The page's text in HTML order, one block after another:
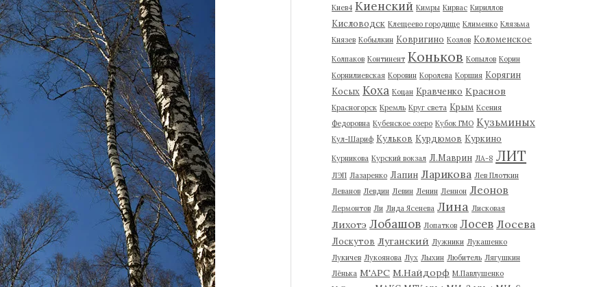
Киев4 Киенский Кимры Кирвас Кириллов
Кисловодск Клещеево городище Клименко Клязьма
Князев Кобылкин Ковригино Козлов Коломенское
Колпаков Континент Коньков Копылов Корин
Корнилиевская Коровин Королева Коршия Корягин
Косых Коха Коцан Кравченко Краснов
Красногорск Кремль Круг света Крым Ксения
Федоровна Кубенское озеро Кубок ГМО Кузьминых
Кул-Шариф Кульков Курдюмов Куркино
Курникова Курский вокзал Л.Маврин ЛА-8 ЛИТ
ЛЭП Лазаренко Лапин Ларикова Лев Плоткин
Леванов Левдин Левин Ленин Леннон Леонов
Лермонтов Ли Лида Ясенева Лина Лисковая
Лихотэ Лобашов Лопатков Лосев Лосева
Лоскутов Луганский Лужники Лукашенко
Лукичев Лукоянова Лух Лыхин Любитель Лягушкин
Лёнька М'АРС М.Найдорф М.Павлушенко